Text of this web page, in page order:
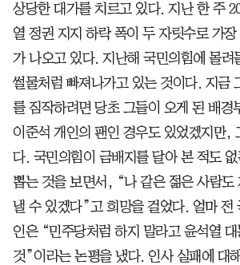
상당한 대가를 치르고 있다. 지난 한 주
열 정권 지지 하락 폭이 두 자릿수로 가
가 나오고 있다. 지난해 국민의힘에 몰려
썰물처럼 빠져나가고 있는 것이다. 지금
를 짐작하려면 당초 그들이 오게 된 배경
이준석 개인의 팬인 경우도 있었겠지만,
다. 국민의힘이 금배지를 달아 본 적도
뽑는 것을 보면서, “나 같은 젊은 사람도
낼 수 있겠다”고 희망을 걸었다. 얼마 전
인은 “민주당처럼 하지 말라고 윤석열
것”이라는 논평을 냈다. 인사 실패에 대